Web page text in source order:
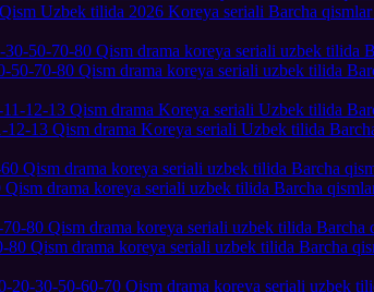
Uzbek tilida 2026 Koreya seriali Barcha
70-80 Qism drama koreya seriali uzbek tilida
13 Qism drama Koreya seriali Uzbek tilida
drama koreya seriali uzbek tilida Barcha
Qism drama koreya seriali uzbek tilida Barcha